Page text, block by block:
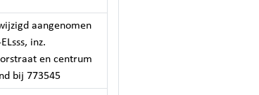
aangenomen
inz.
en centrum
bij 773545